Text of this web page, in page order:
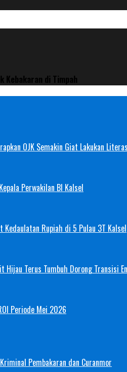
Kebakaran di Timpah
OJK Semakin Giat Lakukan
Perwakilan BI Kalsel
Rupiah di 5 Pulau 3T Kalsel
Hijau Terus Tumbuh Dorong Transisi
Periode Mei 2026
Pembakaran dan Curanmor